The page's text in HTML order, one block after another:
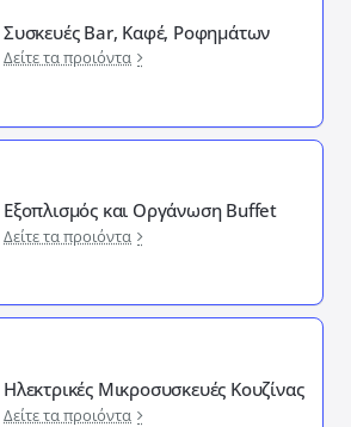
Συσκευές Bar, Καφέ, Ροφημάτων
Δείτε τα προιόντα
Εξοπλισμός και Οργάνωση Buffet
Δείτε τα προιόντα
Ηλεκτρικές Μικροσυσκευές Κουζίνας
Δείτε τα προιόντα